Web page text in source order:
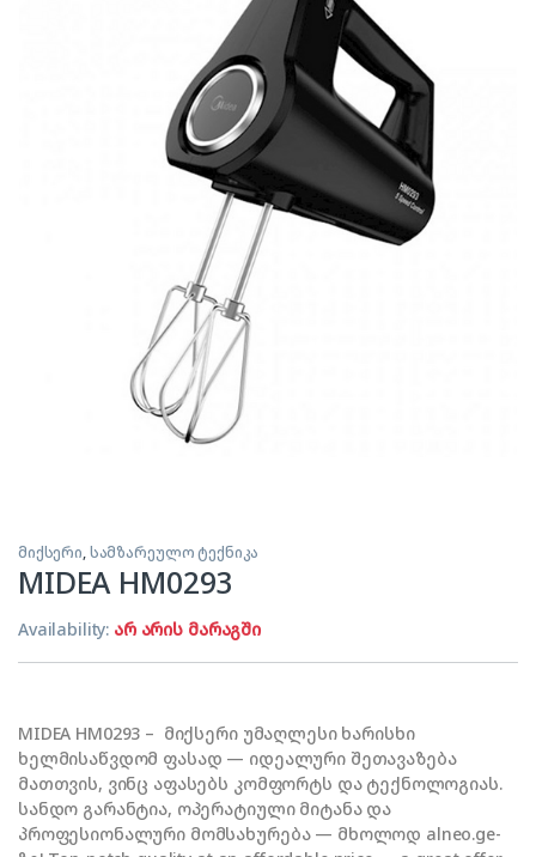
მიქსერი,სამზარეულო ტექნიკა
MIDEA HM0293
Availability: არ არის მარაგში
MIDEA HM0293 – მიქსერი უმაღლესი ხარისხი
ხელმისაწვდომ ფასად — იდეალური შეთავაზება
მათთვის, ვინც აფასებს კომფორტს და ტექნოლოგიას.
სანდო გარანტია, ოპერატიული მიტანა და
პროფესიონალური მომსახურება — მხოლოდ alneo.ge-